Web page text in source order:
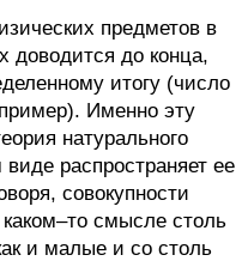
предметов в
доводится до конца,
итогу (число
Именно эту
натурального
распространяет ее
совокупности
смысле столь
и малые и со столь